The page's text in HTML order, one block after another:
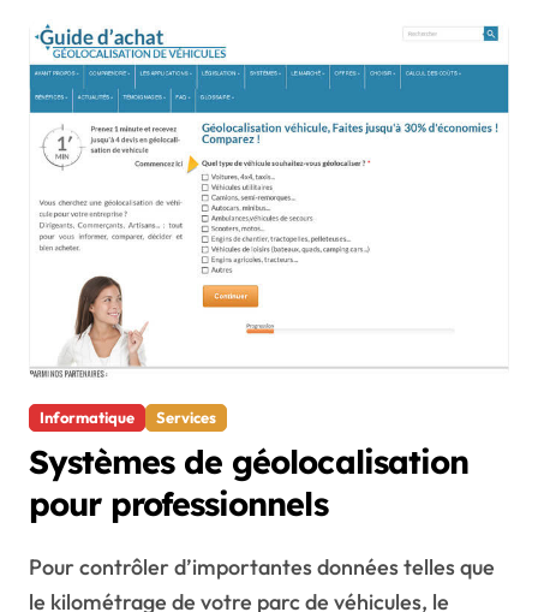
Informatique Services
Systèmes de géolocalisation
pour professionnels
Pour contrôler d’importantes données telles que
le kilométrage de votre parc de véhicules, le